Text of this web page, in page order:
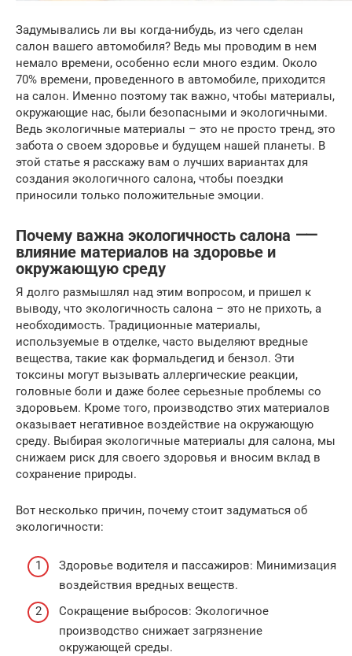
Задумывались ли вы когда-нибудь, из чего сделан
салон вашего автомобиля? Ведь мы проводим в нем
немало времени, особенно если много ездим. Около
70% времени, проведенного в автомобиле, приходится
на салон. Именно поэтому так важно, чтобы материалы,
окружающие нас, были безопасными и экологичными.
Ведь экологичные материалы – это не просто тренд, это
забота о своем здоровье и будущем нашей планеты. В
этой статье я расскажу вам о лучших вариантах для
создания экологичного салона, чтобы поездки
приносили только положительные эмоции.
Почему важна экологичность салона ⸺
влияние материалов на здоровье и
окружающую среду
Я долго размышлял над этим вопросом, и пришел к
выводу, что экологичность салона – это не прихоть, а
необходимость. Традиционные материалы,
используемые в отделке, часто выделяют вредные
вещества, такие как формальдегид и бензол. Эти
токсины могут вызывать аллергические реакции,
головные боли и даже более серьезные проблемы со
здоровьем. Кроме того, производство этих материалов
оказывает негативное воздействие на окружающую
среду. Выбирая экологичные материалы для салона, мы
снижаем риск для своего здоровья и вносим вклад в
сохранение природы.
Вот несколько причин, почему стоит задуматься об
экологичности:
Здоровье водителя и пассажиров: Минимизация
воздействия вредных веществ.
Сокращение выбросов: Экологичное
производство снижает загрязнение
окружающей среды.